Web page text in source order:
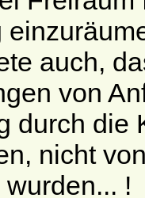
auch,
von
durch die
nicht
!